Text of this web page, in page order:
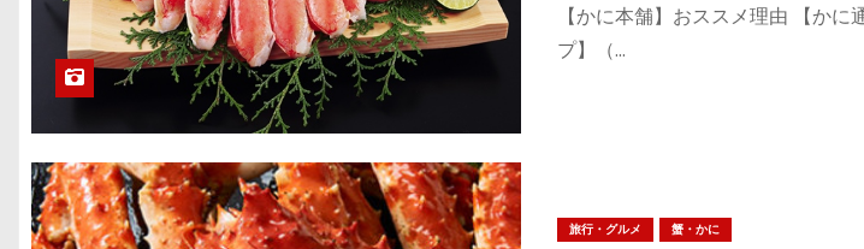
【かに本舗】おススメ理由 【かに
プ】（…
旅行・グルメ 蟹・かに